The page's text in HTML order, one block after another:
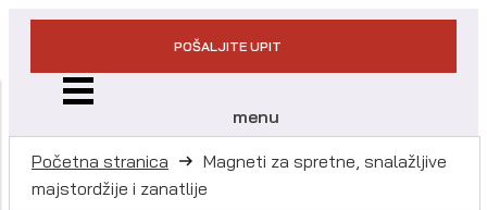
POŠALJITE UPIT
menu
Početna stranica
Magneti za spretne, snalažljive
majstordžije i zanatlije